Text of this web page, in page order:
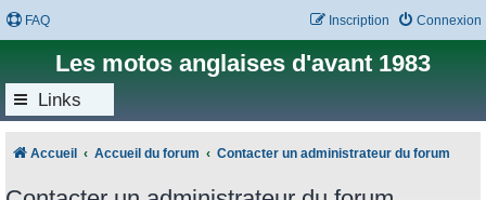
FAQ Connexion
Inscription
Les motos anglaises d'avant 1983
Links
Accueil Accueil du forum Contacter un administrateur du forum